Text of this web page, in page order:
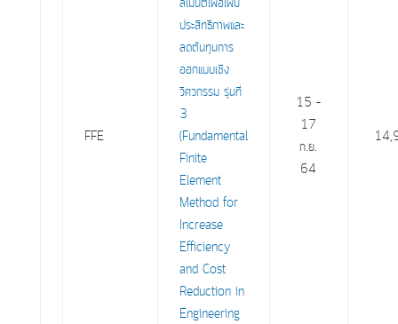
FFE
ลิเมนต์เพื่อเพิ่ม
ประสิทธิภาพและ
ลดต้นทุนการ
ออกแบบเชิง
วิศวกรรม รุ่นที่
3
(Fundamental
Finite
Element
Method for
Increase
Efficiency
and Cost
Reduction in
Engineering
15 –
17
ก.ย.
64